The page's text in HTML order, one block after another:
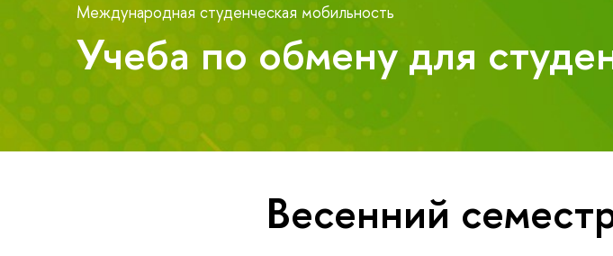
Международная студенческая мобильность
Учеба по обмену для
Весенний